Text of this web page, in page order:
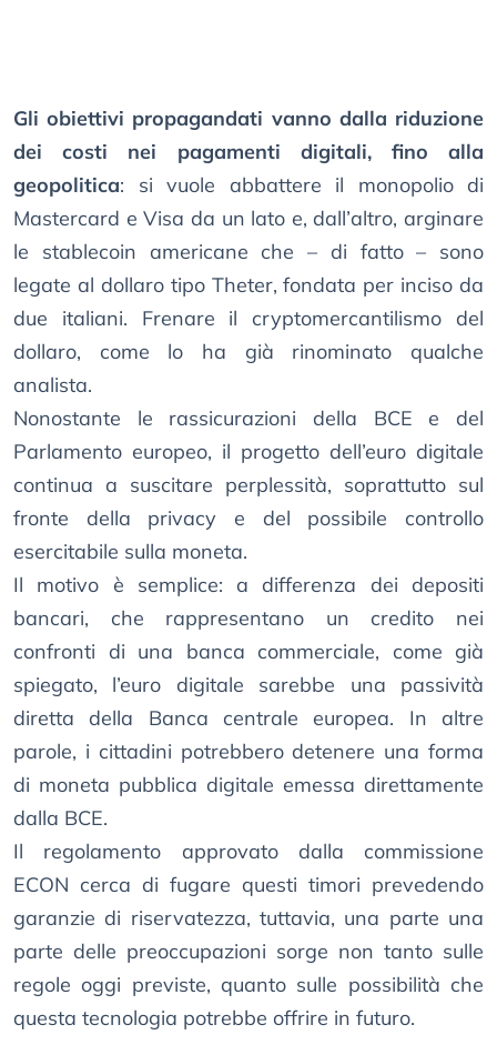
Gli obiettivi propagandati vanno dalla riduzione
dei costi nei pagamenti digitali, fino alla
geopolitica: si vuole abbattere il monopolio di
Mastercard e Visa da un lato e, dall’altro, arginare
le stablecoin americane che – di fatto – sono
legate al dollaro tipo Theter, fondata per inciso da
due italiani. Frenare il cryptomercantilismo del
dollaro, come lo ha già rinominato qualche
analista.
Nonostante le rassicurazioni della BCE e del
Parlamento europeo, il progetto dell’euro digitale
continua a suscitare perplessità, soprattutto sul
fronte della privacy e del possibile controllo
esercitabile sulla moneta.
Il motivo è semplice: a differenza dei depositi
bancari, che rappresentano un credito nei
confronti di una banca commerciale, come già
spiegato, l’euro digitale sarebbe una passività
diretta della Banca centrale europea. In altre
parole, i cittadini potrebbero detenere una forma
di moneta pubblica digitale emessa direttamente
dalla BCE.
Il regolamento approvato dalla commissione
ECON cerca di fugare questi timori prevedendo
garanzie di riservatezza, tuttavia, una parte una
parte delle preoccupazioni sorge non tanto sulle
regole oggi previste, quanto sulle possibilità che
questa tecnologia potrebbe offrire in futuro.